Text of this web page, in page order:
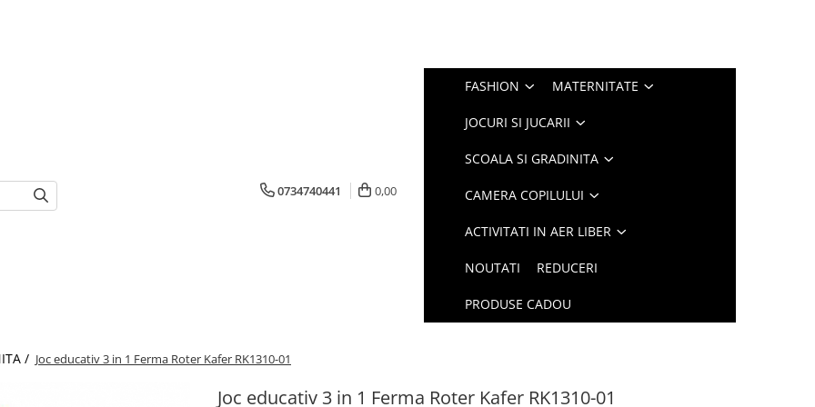
0734740441 0,00
FASHION MATERNITATE
JOCURI SI JUCARII
SCOALA SI GRADINITA
CAMERA COPILULUI
ACTIVITATI IN AER LIBER
NOUTATI REDUCERI
PRODUSE CADOU
/ Joc educativ 3 in 1 Ferma Roter Kafer RK1310-01
Joc educativ 3 in 1 Ferma Roter Kafer RK1310-01